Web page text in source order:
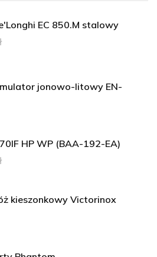
EC 850.M stalowy
jonowo-litowy EN-
HP WP (BAA-192-EA)
kieszonkowy Victorinox